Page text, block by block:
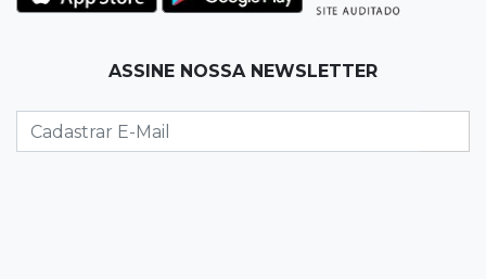
arquiteto dos projetos fora do comum
Categorias de base
1ª etapa do Festival de Futebol Sub-11
ASSINE NOSSA NEWSLETTER